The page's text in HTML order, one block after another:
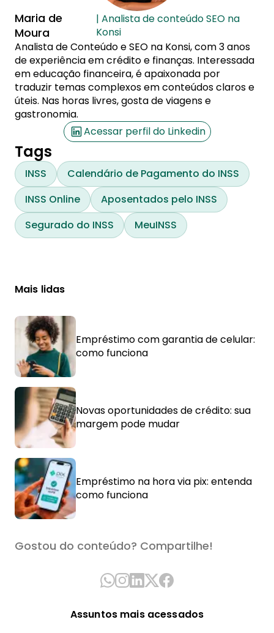
Maria de
Moura
| Analista de conteúdo SEO na
Konsi
Analista de Conteúdo e SEO na Konsi, com 3 anos
de experiência em crédito e finanças. Interessada
em educação financeira, é apaixonada por
traduzir temas complexos em conteúdos claros e
úteis. Nas horas livres, gosta de viagens e
gastronomia.
Acessar perfil do Linkedin
Tags
INSS
Calendário de Pagamento do INSS
INSS Online
Aposentados pelo INSS
Segurado do INSS
MeuINSS
Mais lidas
Empréstimo com garantia de celular:
como funciona
Novas oportunidades de crédito: sua
margem pode mudar
Empréstimo na hora via pix: entenda
como funciona
Gostou do conteúdo? Compartilhe!
Assuntos mais acessados